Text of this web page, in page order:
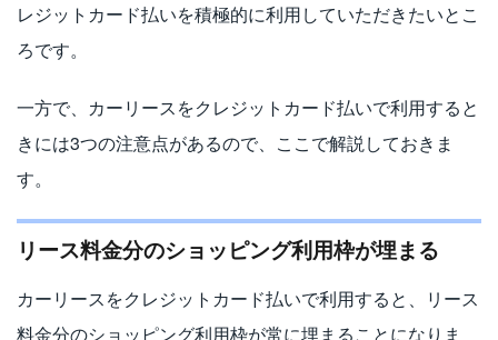
レジットカード払いを積極的に利用していただきたいとこ
ろです。
一方で、カーリースをクレジットカード払いで利用すると
きには3つの注意点があるので、ここで解説しておきま
す。
リース料金分のショッピング利用枠が埋まる
カーリースをクレジットカード払いで利用すると、リース
料金分のショッピング利用枠が常に埋まることになりま